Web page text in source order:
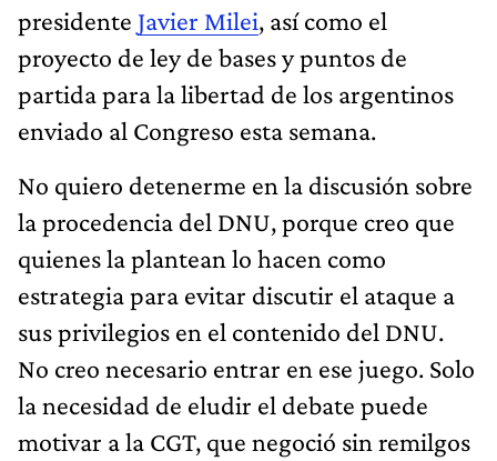
presidente Javier Milei, así como el
proyecto de ley de bases y puntos de
partida para la libertad de los argentinos
enviado al Congreso esta semana.
No quiero detenerme en la discusión sobre
la procedencia del DNU, porque creo que
quienes la plantean lo hacen como
estrategia para evitar discutir el ataque a
sus privilegios en el contenido del DNU.
No creo necesario entrar en ese juego. Solo
la necesidad de eludir el debate puede
motivar a la CGT, que negoció sin remilgos